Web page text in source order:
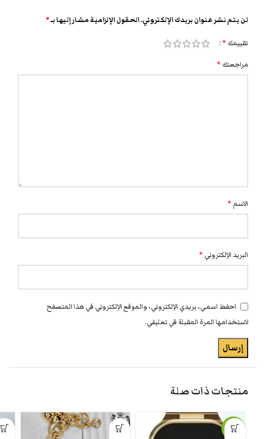
لن يتم نشر عنوان بريدك الإلكتروني.الحقول الإلزامية مشار إليها بـ*
تقييمك *
مراجعتك *
الاسم *
البريد الإلكتروني *
احفظ اسمي، بريدي الإلكتروني، والموقع الإلكتروني في هذا المتصفح
لاستخدامها المرة المقبلة في تعليقي.
منتجات ذات صلة
-46%